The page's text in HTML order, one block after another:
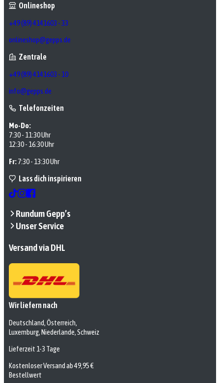
Onlineshop
+49 (89) 4141603 - 33
onlineshop@gepps.de
Zentrale
+49 (89) 4141603 - 10
info@gepps.de
Telefonzeiten
Mo-Do:
7:30 - 11:30 Uhr
12:30 - 16:30 Uhr
Fr:7:30 - 13:30 Uhr
Lass dich inspirieren
Rundum Gepp’s
Unser Service
Versand via DHL
Wir liefern nach
Deutschland, Österreich,
Luxemburg, Niederlande, Schweiz
Lieferzeit 1-3 Tage
Kostenloser Versand ab 49,95 €
Bestellwert